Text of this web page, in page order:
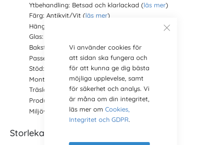
Vi använder cookies för
att sidan ska fungera och
för att kunna ge dig bästa
möjliga upplevelse, samt
för säkerhet och analys. Vi
är måna om din integritet,
läs mer om Cookies,
Integritet och GDPR.
Ytbehandling: Betsad och klarlackad (läs mer)
Färg: Antikvit/Vit (läs mer)
Hänge: Ja
Glas: Ja
Bakstycke: Ja ( läs mer)
Passepartout: Nej (köps separat här)
Stöd: Nej
Montering: Böjbara stift
Träslag: Furu,Pinus Sylvestris(läs mer )
Produktion: Svensk tillverkning
Miljöval: Ja (
läs mer)
Storlekar